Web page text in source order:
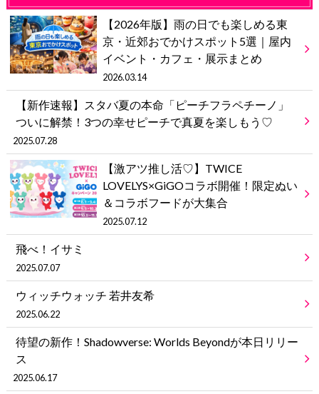
【2026年版】雨の日でも楽しめる東
京・近郊おでかけスポット5選｜屋内
イベント・カフェ・展示まとめ
2026.03.14
【新作速報】スタバ夏の本命「ピーチフラペチーノ」
ついに解禁！3つの幸せピーチで真夏を楽しもう♡
2025.07.28
【激アツ推し活♡】TWICE
LOVELYS×GiGOコラボ開催！限定ぬい
＆コラボフードが大集合
2025.07.12
飛べ！イサミ
2025.07.07
ウィッチウォッチ 若井友希
2025.06.22
待望の新作！Shadowverse: Worlds Beyondが本日リリー
ス
2025.06.17